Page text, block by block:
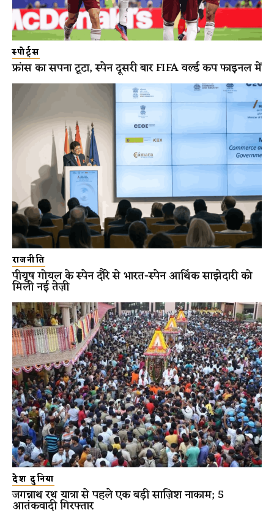
स्पोर्ट्स
फ्रांस का सपना टूटा, स्पेन दूसरी बार FIFA वर्ल्ड कप फाइनल में
राजनीति
पीयूष गोयल के स्पेन दौरे से भारत-स्पेन आर्थिक साझेदारी को
मिली नई तेज़ी
देश दुनिया
जगन्नाथ रथ यात्रा से पहले एक बड़ी साज़िश नाकाम; 5
आतंकवादी गिरफ्तार